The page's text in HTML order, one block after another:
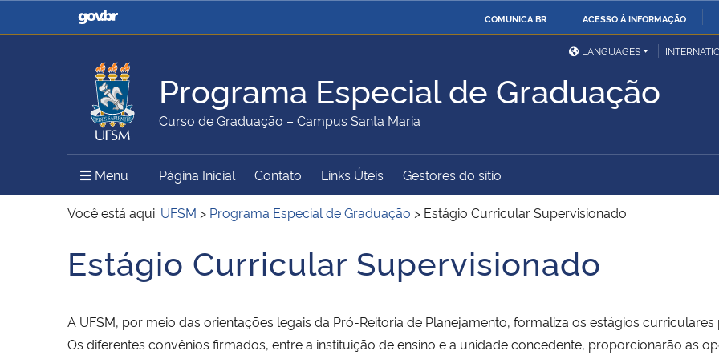
O
COMUNICA BR ACESSO À INFORMAÇÃO
Casa Civil
Ministério da Justiça e
Ministério da Defesa
Ministério das Relações
Exteriores
Ministério da Agricultura,
Pecuária e Abastecimento
Ministério da Educação Ministério da Cidadania Ministério da Saúde
Ministério do Meio Ambiente Ministério do Turismo
Ministério do
Desenvolvimento Regional
Secretaria de Governo
Gabinete de Segurança
Advocacia-Geral da União Banco Central do Brasil
LANGUAGES
Programa Especial de Graduação
Curso de Graduação – Campus Santa Maria
Menu Menu Principal do Sítio
Página Inicial Contato Links Úteis Gestores do sítio
Você está aqui: UFSM > Programa Especial de Graduação > Estágio Curricular Supervisionado
Início do conteúdo
Estágio Curricular Supervisionado
A UFSM, por meio das orientações legais da Pró-Reitoria de Planejamento, formaliza os estágios
Os diferentes convênios firmados, entre a instituição de ensino e a unidade concedente, proporcionarão as